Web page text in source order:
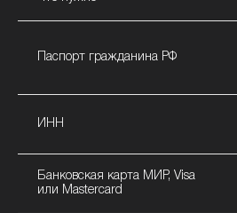
Паспорт гражданина РФ
ИНН
Банковская карта МИР, Visa
или Mastercard